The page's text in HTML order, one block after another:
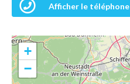
Afficher le téléphone
+
−